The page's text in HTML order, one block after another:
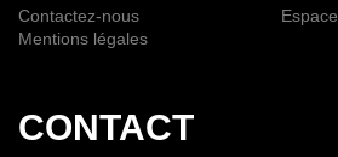
Contactez-nous
Mentions légales
CONTACT